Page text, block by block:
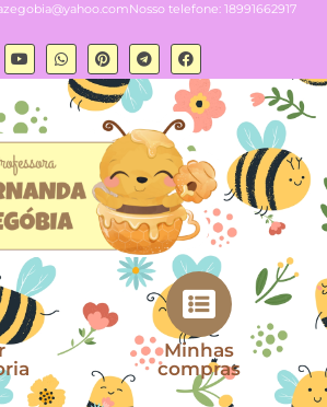
Nosso telefone: 18991662917
Minhas
compras